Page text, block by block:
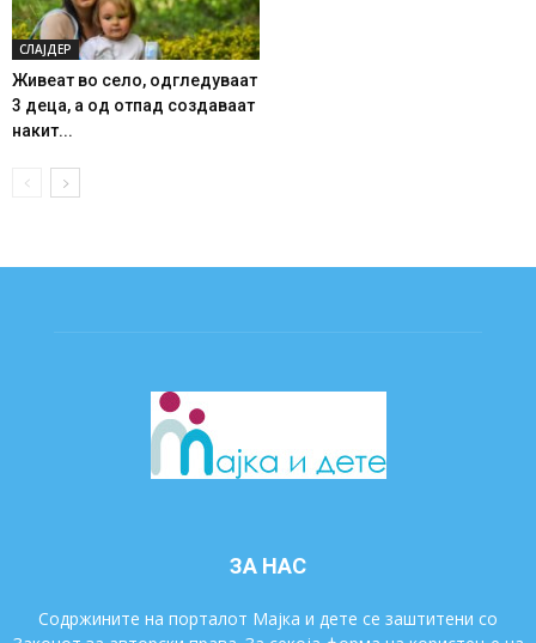
СЛАЈДЕР
Живеат во село, одгледуваат
3 деца, а од отпад создаваат
накит...
ЗА НАС
Содржините на порталот Мајка и дете се заштитени со